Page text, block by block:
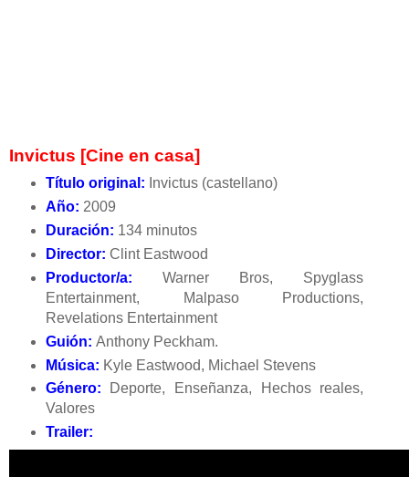
Invictus [Cine en casa]
Título original: Invictus (castellano)
Año: 2009
Duración: 134 minutos
Director: Clint Eastwood
Productor/a: Warner Bros, Spyglass
Entertainment, Malpaso Productions,
Revelations Entertainment
Guión: Anthony Peckham.
Música: Kyle Eastwood, Michael Stevens
Género:
Deporte, Enseñanza, Hechos reales,
Valores
Trailer: